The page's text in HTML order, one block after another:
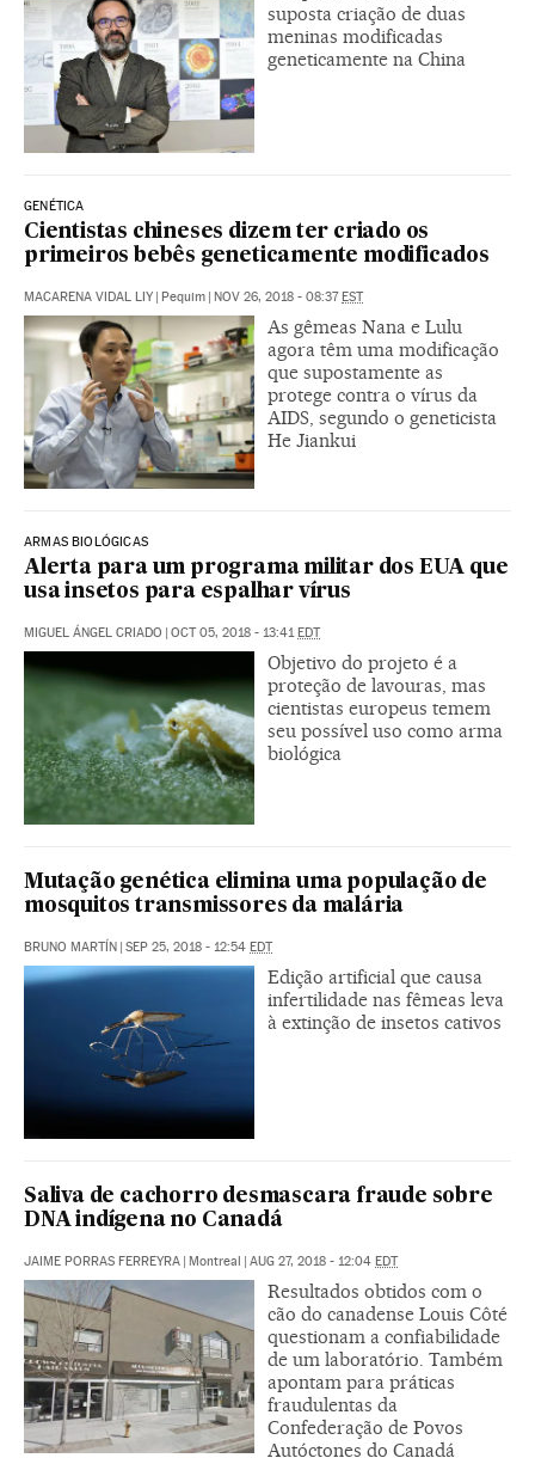
suposta criação de duas
meninas modificadas
geneticamente na China
GENÉTICA
Cientistas chineses dizem ter criado os
primeiros bebês geneticamente modificados
MACARENA VIDAL LIY | Pequim | NOV 26, 2018 - 08:37EST
As gêmeas Nana e Lulu
agora têm uma modificação
que supostamente as
protege contra o vírus da
AIDS, segundo o geneticista
He Jiankui
ARMAS BIOLÓGICAS
Alerta para um programa militar dos EUA que
usa insetos para espalhar vírus
MIGUEL ÁNGEL CRIADO | OCT 05, 2018 - 13:41EDT
Objetivo do projeto é a
proteção de lavouras, mas
cientistas europeus temem
seu possível uso como arma
biológica
Mutação genética elimina uma população de
mosquitos transmissores da malária
BRUNO MARTÍN | SEP 25, 2018 - 12:54 EDT
Edição artificial que causa
infertilidade nas fêmeas leva
à extinção de insetos cativos
Saliva de cachorro desmascara fraude sobre
DNA indígena no Canadá
JAIME PORRAS FERREYRA | Montreal | AUG 27, 2018 - 12:04 EDT
Resultados obtidos com o
cão do canadense Louis Côté
questionam a confiabilidade
de um laboratório. Também
apontam para práticas
fraudulentas da
Confederação de Povos
Autóctones do Canadá